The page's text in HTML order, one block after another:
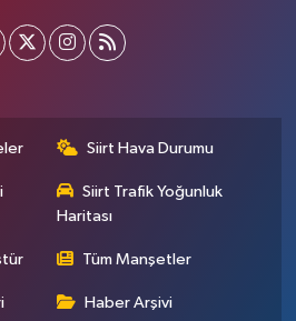
Siirt Hava Durumu
Siirt Trafik Yoğunluk
Haritası
Tüm Manşetler
Haber Arşivi